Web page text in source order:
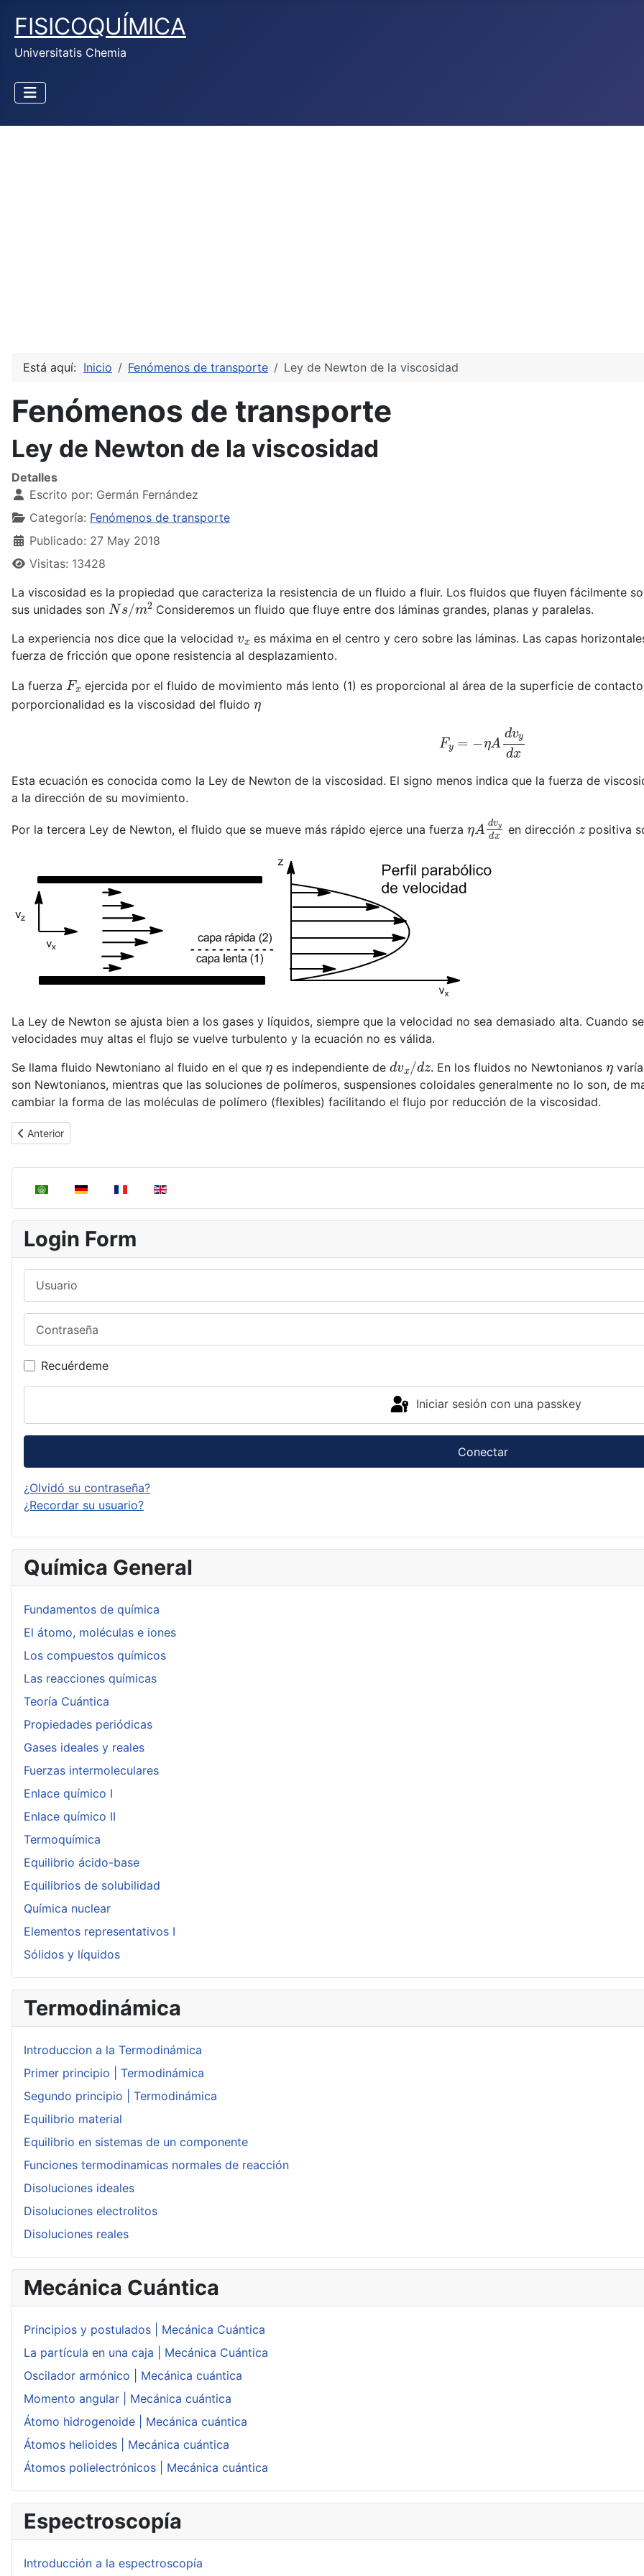
FISICOQUÍMICA
Universitatis Chemia
Seleccione su idioma
Login Form
Recuérdeme
Iniciar sesión con una passkey
Conectar
¿Olvidó su contraseña?
¿Recordar su usuario?
Química General
Fundamentos de química
El átomo, moléculas e iones
Los compuestos químicos
Las reacciones químicas
Teoría Cuántica
Propiedades periódicas
Gases ideales y reales
Fuerzas intermoleculares
Enlace químico I
Enlace químico II
Termoquímica
Equilibrio ácido-base
Equilibrios de solubilidad
Química nuclear
Elementos representativos I
Sólidos y líquidos
Termodinámica
Introduccion a la Termodinámica
Primer principio | Termodinámica
Segundo principio | Termodinámica
Equilibrio material
Equilibrio en sistemas de un componente
Funciones termodinamicas normales de reacción
Disoluciones ideales
Disoluciones electrolitos
Disoluciones reales
Mecánica Cuántica
Principios y postulados | Mecánica Cuántica
La partícula en una caja | Mecánica Cuántica
Oscilador armónico | Mecánica cuántica
Momento angular | Mecánica cuántica
Átomo hidrogenoide | Mecánica cuántica
Átomos helioides | Mecánica cuántica
Átomos polielectrónicos | Mecánica cuántica
Espectroscopía
Introducción a la espectroscopía
Está aquí: Inicio Fenómenos de transporte Ley de Newton de la viscosidad
Fenómenos de transporte
Ley de Newton de la viscosidad
Detalles
Escrito por: Germán Fernández
Categoría: Fenómenos de transporte
Publicado: 27 May 2018
Visitas: 13428
La viscosidad es la propiedad que caracteriza la resistencia de un fluido a fluir. Los fluidos que fluyen fácilmente
sus unidades son Ns/m2 Consideremos un fluido que fluye entre dos láminas grandes, planas y paralelas.
La experiencia nos dice que la velocidad
es máxima en el centro y cero sobre las láminas. Las capas
fuerza de fricción que opone resistencia al desplazamiento.
La fuerza Fx ejercida por el fluido de movimiento más lento (1) es proporcional al área de la superficie de
porporcionalidad es la viscosidad del fluido η
yd
Esta ecuación es conocida como la Ley de Newton de la viscosidad. El signo menos indica que la fuerza de
a la dirección de su movimiento.
Por la tercera Ley de Newton, el fluido que se mueve más rápido ejerce una fuerza A dv en dirección positiva
La Ley de Newton se ajusta bien a los gases y líquidos, siempre que la velocidad no sea demasiado alta. Cuando
velocidades muy altas el flujo se vuelve turbulento y la ecuación no es válida.
Se llama fluido Newtoniano al fluido en el que
es independiente de d / d . En los fluidos no Newtonianos varía
son Newtonianos, mientras que las soluciones de polímeros, suspensiones coloidales generalmente no lo son, de
cambiar la forma de las moléculas de polímero (flexibles) facilitando el flujo por reducción de la viscosidad.
Artículo anterior: Ejemplo de evaluación de la conductividad térmica (k)
Anterior